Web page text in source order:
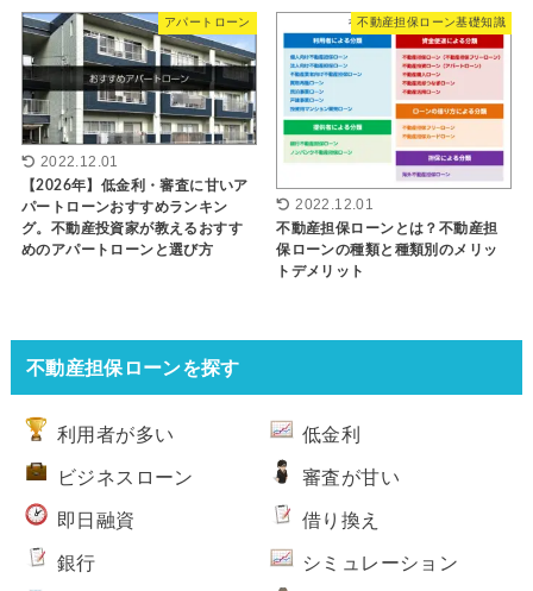
アパートローン
2022.12.01
【2026年】低金利・審査に甘いア
パートローンおすすめランキン
グ。不動産投資家が教えるおすす
めのアパートローンと選び方
不動産担保ローン基礎知識
2022.12.01
不動産担保ローンとは？不動産担
保ローンの種類と種類別のメリッ
トデメリット
不動産担保ローンを探す
利用者が多い 低金利
ビジネスローン 審査が甘い
即日融資 借り換え
銀行 シミュレーション